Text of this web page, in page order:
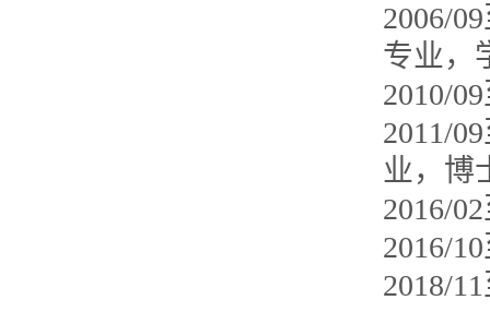
2006/
专业，
2010/
2011/
业，博
2016/
2016/
2018/